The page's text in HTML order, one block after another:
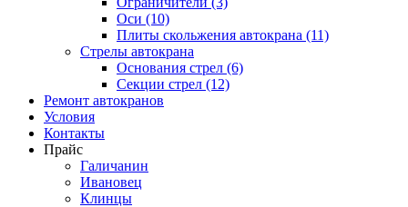
Оси (10)
Плиты скольжения автокрана (11)
Стрелы автокрана
Основания стрел (6)
Секции стрел (12)
Ремонт автокранов
Условия
Контакты
Прайс
Галичанин
Ивановец
Клинцы